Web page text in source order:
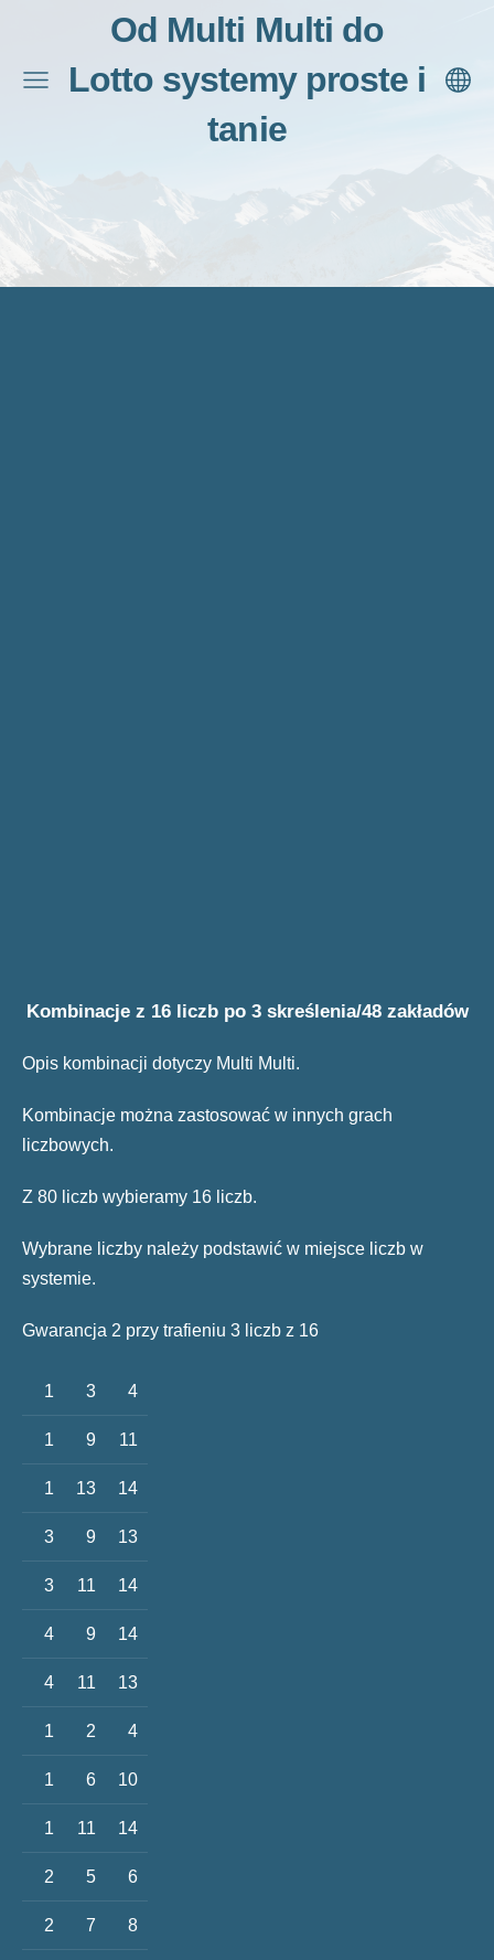
Od Multi Multi do
Lotto systemy proste i
tanie
Kombinacje z 16 liczb po 3 skreślenia/48 zakładów
Opis kombinacji dotyczy Multi Multi.
Kombinacje można zastosować w innych grach
liczbowych.
Z 80 liczb wybieramy 16 liczb.
Wybrane liczby należy podstawić w miejsce liczb w
systemie.
Gwarancja 2 przy trafieniu 3 liczb z 16
1 3 4
1 9 11
1 13 14
3 9 13
3 11 14
4 9 14
4 11 13
1 2 4
1 6 10
1 11 14
2 5 6
2 7 8